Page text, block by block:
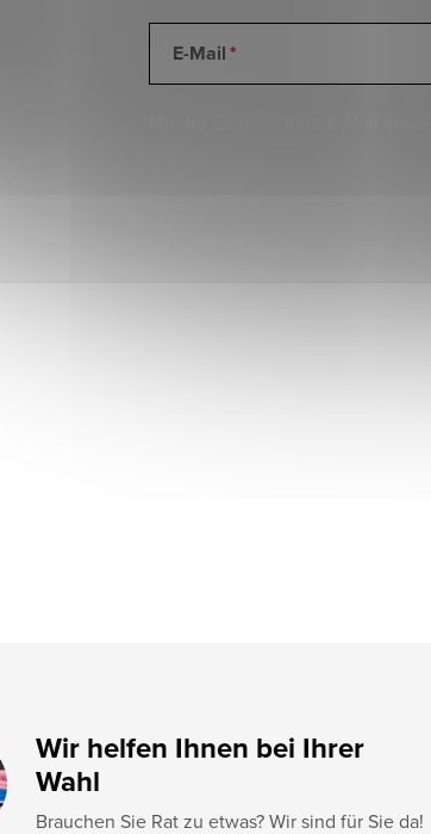
E-Mail
Wir helfen Ihnen bei Ihrer
Wahl
Brauchen Sie Rat zu etwas? Wir sind für Sie da!